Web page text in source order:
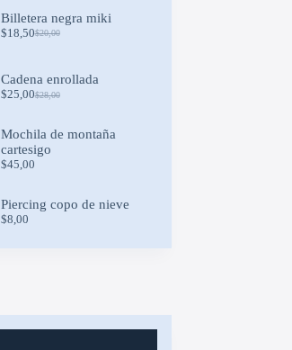
Billetera negra miki
$20,00
Original
$20,00.
$18,50Current
$18,50.
Cadena enrollada
$28,00
Original
was:
$28,00.
$25,00Current
is:
$25,00.
Mochila de montaña
cartesigo
$45,00
Piercing copo de nieve
$8,00